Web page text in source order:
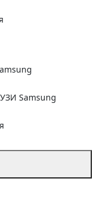
Samsung